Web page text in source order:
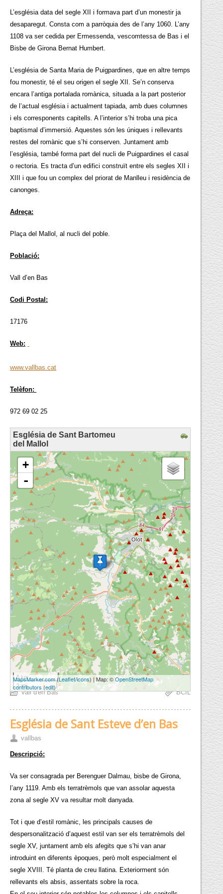
L’església data del segle XII i formava part d’un monestir ja
desaparegut. Consta com a parròquia des de l’any 1060. L’any
1108 va ser cedida per Ermessenda, vescomtessa de Bas i el
Bisbe de Girona Bernat Humbert.
L’església de Santa Maria de Puigpardines, que en altre temps
fou monestir, té el seu origen el segle XII. Se’n conserva
encara l’antiga portalada romànica, situada a la part posterior
de l’actual església i actualment tapiada, amb dues columnes
i els corresponents capitells. A l’interior s’hi troba una pica
baptismal d’immersió. Aquestes són les úniques i rellevants
restes del romànic que s’hi conserven. Juntament amb
l’església, també forma part del nucli de Puigpardines el casal
o rectoria. Es tracta d’un edifici construït entre els segles XII i
XIII i que fou un complex del priorat de Manlleu i residència de
canonges.
Adreça:
Plaça del Mallol, al nucli del poble.
Població:
Vall d’en Bas
Codi Postal:
17176
Web:
www.vallbas.cat
Telèfon:
972 69 02 25
Església de Sant Bartomeu
del Mallol
loading map - please wait...
+
-
5 km
3 mi
MapsMarker.com(Leaflet/icons) | Map: ©OpenStreetMap
contributors (edit)
Vall d'en Bas BCIL
Església de Sant Esteve d’en Bas
vallbas
Descripció:
Va ser consagrada per Berenguer Dalmau, bisbe de Girona,
l’any 1119. Amb els terratrèmols que van assolar aquesta
zona al segle XV va resultar molt danyada.
Tot i que d’estil romànic, les principals causes de
despersonalització d’aquest estil van ser els terratrèmols del
segle XV, juntament amb els afegits que s’hi van anar
introduint en diferents èpoques, però molt especialment el
segle XVIII. Té planta de creu llatina. Exteriorment són
rellevants els absis, assentats sobre la roca.